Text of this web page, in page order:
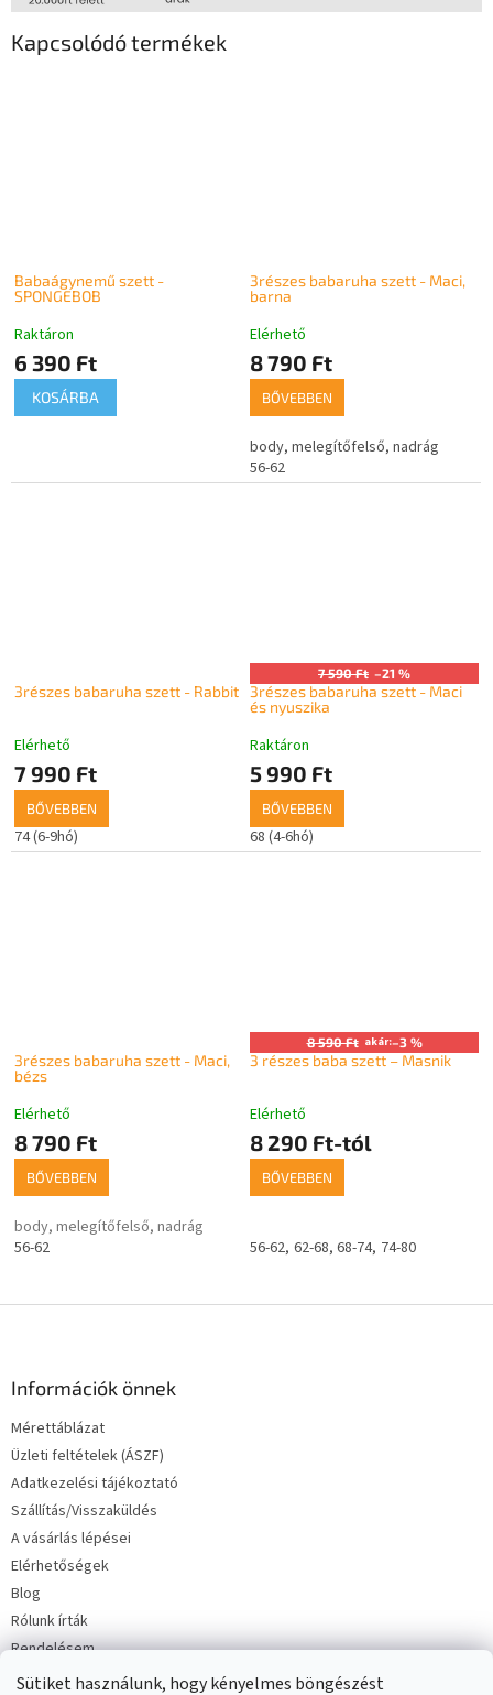
Sütiket használunk, hogy kényelmes böngészést
Kapcsolódó termékek
Babaágynemű szett -
SPONGEBOB
Raktáron
6 390 Ft
KOSÁRBA
3részes babaruha szett - Maci,
barna
Elérhető
8 790 Ft
BŐVEBBEN
body, melegítőfelső, nadrág
56-62
3részes babaruha szett - Rabbit
Elérhető
7 990 Ft
BŐVEBBEN
74 (6-9hó)
7 590 Ft –21 %
3részes babaruha szett - Maci
és nyuszika
Raktáron
5 990 Ft
BŐVEBBEN
68 (4-6hó)
3részes babaruha szett - Maci,
bézs
Elérhető
8 790 Ft
BŐVEBBEN
body, melegítőfelső, nadrág
56-62
8 590 Ft akár:–3 %
3 részes baba szett – Masnik
Elérhető
8 290 Ft-tól
BŐVEBBEN
56-62 62-68 68-74 74-80
Információk önnek
Mérettáblázat
Üzleti feltételek (ÁSZF)
Adatkezelési tájékoztató
Szállítás/Visszaküldés
A vásárlás lépései
Elérhetőségek
Blog
Rólunk írták
Rendelésem